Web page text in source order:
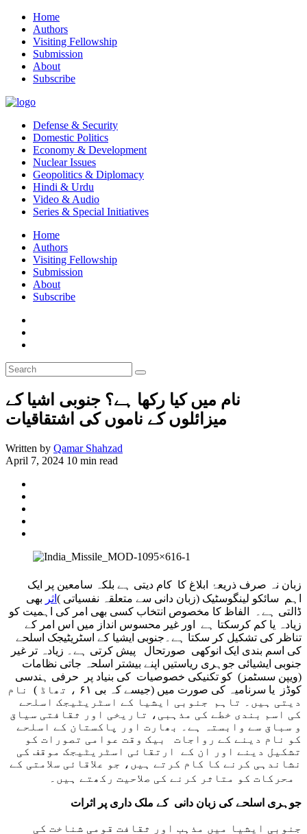
Home
Authors
Visiting Fellowship
Submission
About
Subscribe
Defense & Security
Domestic Politics
Economy & Development
Nuclear Issues
Geopolitics & Diplomacy
Hindi & Urdu
Video & Audio
Series & Special Initiatives
Home
Authors
Visiting Fellowship
Submission
About
Subscribe
نام میں کیا رکھا ہے؟ جنوبی اشیا کے
میزائلوں کے ناموں کی اشتقاقیات
Written by Qamar Shahzad
April 7, 2024 10 min read
اہم سائکو لینگوسٹیک (زبان دانی سے متعلقہ نفسیاتی ) اثر بھی
ڈالتی ہے۔ الفاظ کا مخصوص انتخاب کسی بھی امر کی اہمیت کو
زیادہ یا کم کرسکتا ہے اور غیر محسوس انداز میں اس امر کے
تناظر کی تشکیل کر سکتا ہے۔ جنوبی ایشیا کے اسٹریٹیجک اسلحے
کی اسم بندی ایک انوکھی صورتحال پیش کرتی ہے۔ زیادہ تر غیر
جنوبی ایشیائی جوہری ریاستیں اپنے بیشتر اسلحہ جاتی نظامات
(ویپن سسٹمز) کو تکنیکی خصوصیات کی بنیاد پر حرفی ہندسی
کوڈز یا سرنامیہ کی صورت میں (جیسے کہ بی ۶۱ ، تھاڈ ) نام
دیتی ہیں۔ تاہم جنوبی ایشیا کے اسٹریٹیجک اسلحے
کی اسم بندی خطے کی مذہبی، تاریخی اور ثقافتی سیاق
و سباق سے وابستہ ہے۔ بھارت اور پاکستان کے اسلحے
کو نام دینے کے رواجات بیک وقت عوامی تصورات کو
تشکیل دینے اور ان کے ارتقائی اسٹریٹیجک موقف کی
نشاندہی کرنے کا کام کرتے ہیں، جو علاقائی سلامتی کے
جوہری اسلحے کی زبان دانی کے ملک داری پر اثرات